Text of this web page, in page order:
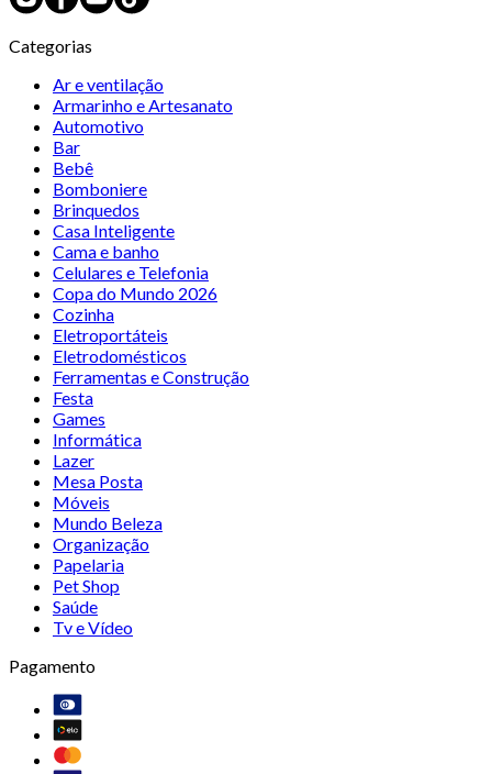
Categorias
Ar e ventilação
Armarinho e Artesanato
Automotivo
Bar
Bebê
Bomboniere
Brinquedos
Casa Inteligente
Cama e banho
Celulares e Telefonia
Copa do Mundo 2026
Cozinha
Eletroportáteis
Eletrodomésticos
Ferramentas e Construção
Festa
Games
Informática
Lazer
Mesa Posta
Móveis
Mundo Beleza
Organização
Papelaria
Pet Shop
Saúde
Tv e Vídeo
Pagamento